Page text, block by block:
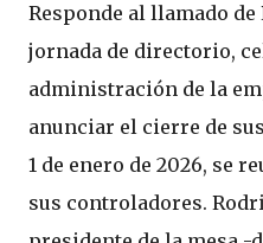
Responde al llamado
jornada de directorio,
administración de la
anunciar el cierre de
1 de enero de 2026, se
sus controladores.